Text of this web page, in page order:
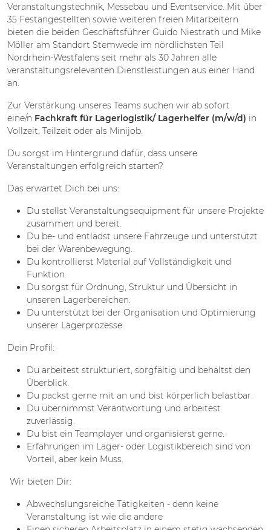
Veranstaltungstechnik, Messebau und Eventservice. Mit über
35 Festangestellten sowie weiteren freien Mitarbeitern
bieten die beiden Geschäftsführer Guido Niestrath und Mike
Möller am Standort Stemwede im nördlichsten Teil
Nordrhein-Westfalens seit mehr als 30 Jahren alle
veranstaltungsrelevanten Dienstleistungen aus einer Hand
an.
Zur Verstärkung unseres Teams suchen wir ab sofort
eine/n Fachkraft für Lagerlogistik/ Lagerhelfer (m/w/d) in
Vollzeit, Teilzeit oder als Minijob.
Du sorgst im Hintergrund dafür, dass unsere
Veranstaltungen erfolgreich starten?
Das erwartet Dich bei uns:
Du stellst Veranstaltungsequipment für unsere Projekte
zusammen und bereit.
Du be- und entlädst unsere Fahrzeuge und unterstützt
bei der Warenbewegung.
Du kontrollierst Material auf Vollständigkeit und
Funktion.
Du sorgst für Ordnung, Struktur und Übersicht in
unseren Lagerbereichen.
Du unterstützt bei der Organisation und Optimierung
unserer Lagerprozesse.
Dein Profil:
Du arbeitest strukturiert, sorgfältig und behältst den
Überblick.
Du packst gerne mit an und bist körperlich belastbar.
Du übernimmst Verantwortung und arbeitest
zuverlässig.
Du bist ein Teamplayer und organisierst gerne.
Erfahrungen im Lager- oder Logistikbereich sind von
Vorteil, aber kein Muss.
Wir bieten Dir:
Abwechslungsreiche Tätigkeiten - denn keine
Veranstaltung ist wie die andere